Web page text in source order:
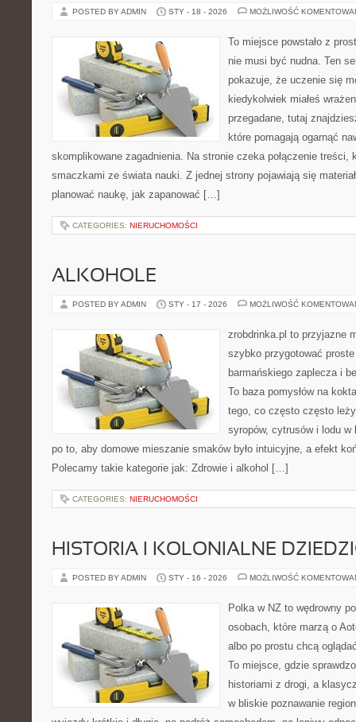
POSTED BY ADMIN STY - 18 - 2026 MOŻLIWOŚĆ
To miejsce powstało z
nie musi być nudna. Ten
pokazuje, że uczenie się
kiedykolwiek miałeś
przegadane, tutaj
które pomagają ogarnąć
skomplikowane zagadnienia. Na stronie czeka połączenie treści,
smaczkami ze świata nauki. Z jednej strony pojawiają się
planować naukę, jak zapanować […]
CATEGORIES: NIERUCHOMOŚCI
ALKOHOLE
POSTED BY ADMIN STY - 17 - 2026 MOŻLIWOŚĆ
zrobdrinka.pl to przyjazne
szybko przygotować
barmańskiego zaplecza i
To baza pomysłów na
tego, co często często
syropów, cytrusów i lodu w
po to, aby domowe mieszanie smaków było intuicyjne, a efekt
Polecamy takie kategorie jak: Zdrowie i alkohol […]
CATEGORIES: NIERUCHOMOŚCI
HISTORIA I KOLONIALNE
POSTED BY ADMIN STY - 16 - 2026 MOŻLIWOŚĆ
Polka w NZ to wędrowny
osobach, które marzą o
albo po prostu chcą
To miejsce, gdzie
historiami z drogi, a
w bliskie poznawanie